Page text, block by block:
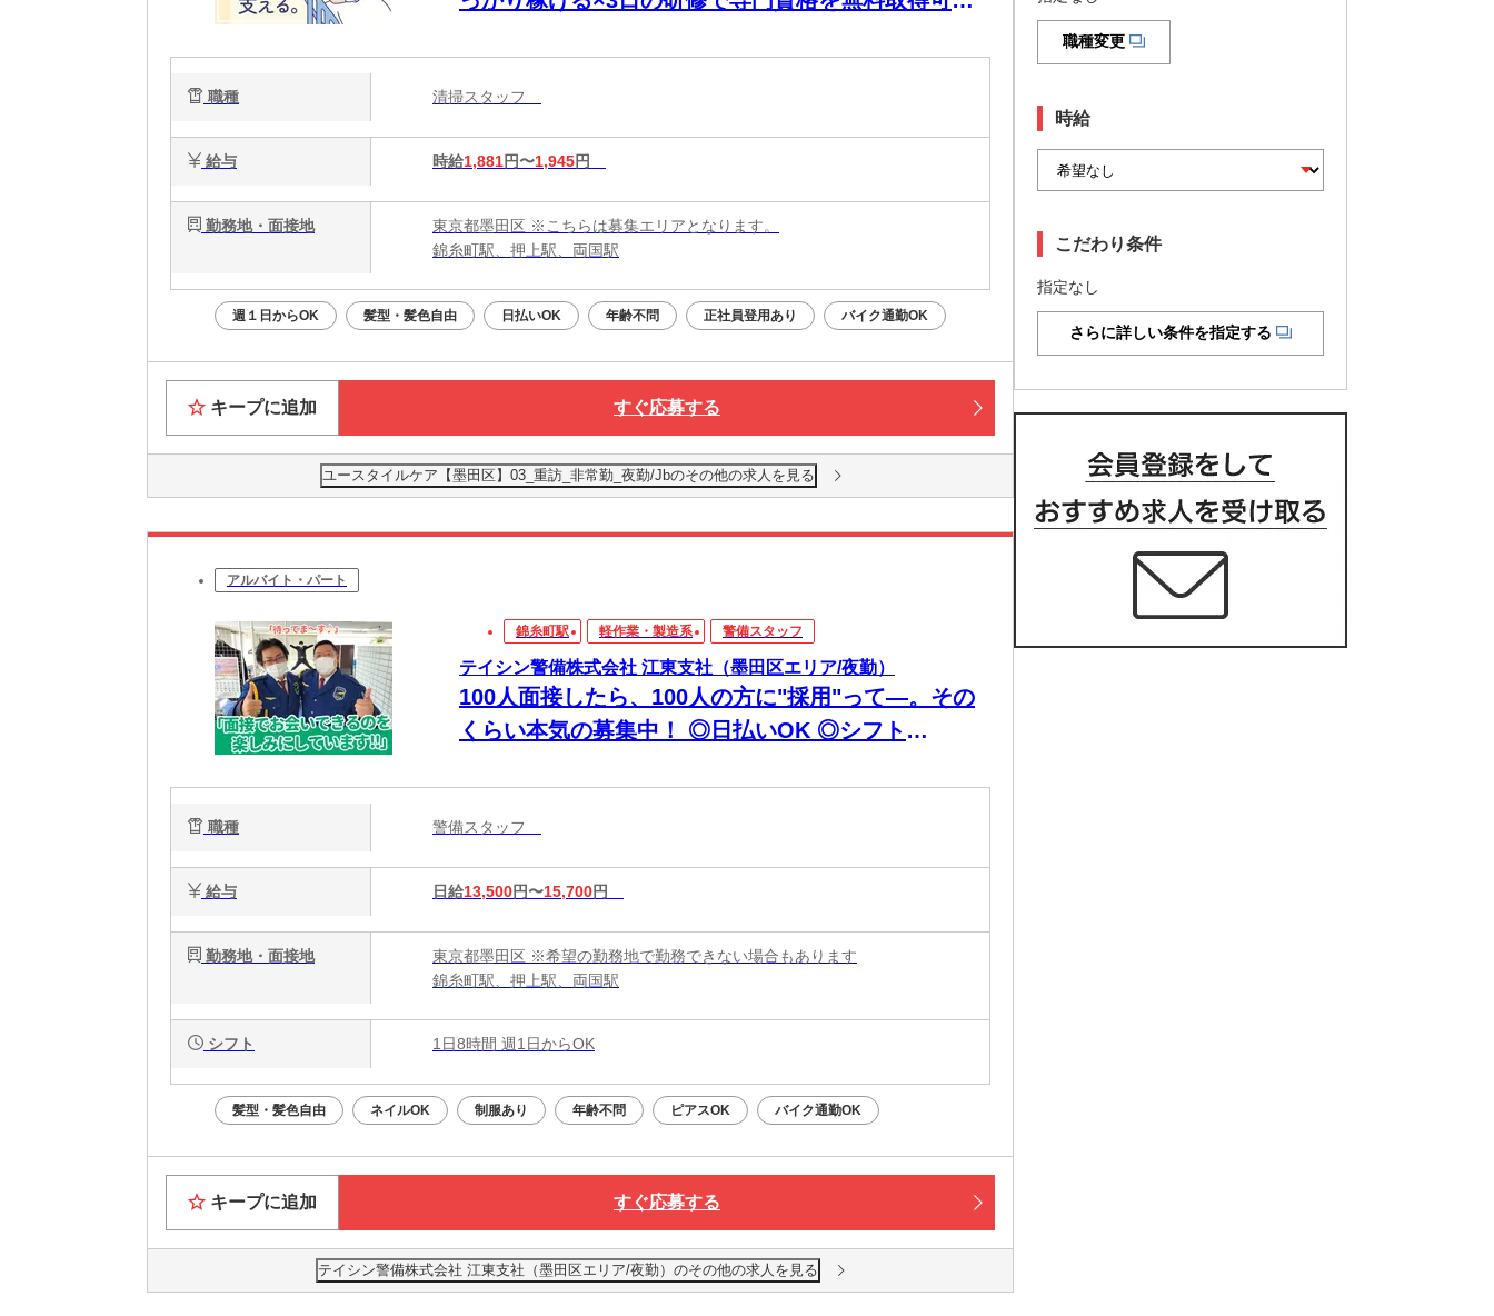
職種 清掃スタッフ
給与 時給1,881円〜1,945円
勤務地・面接地
東京都墨田区 ※こちらは募集エリアとなります。
錦糸町駅、押上駅、両国駅
週１日からOK 髪型・髪色自由 日払いOK 年齢不問 正社員登用あり バイク通勤OK
キープに追加 すぐ応募する
ユースタイルケア【墨田区】03_重訪_非常勤_夜勤/Jbのその他の求人を見る
アルバイト・パート
錦糸町駅 軽作業・製造系 警備スタッフ
テイシン警備株式会社 江東支社（墨田区エリア/夜勤）
100人面接したら、100人の方に"採用"って―。その
くらい本気の募集中！ ◎日払いOK ◎シフト
職種 警備スタッフ
給与 日給13,500円〜15,700円
勤務地・面接地
東京都墨田区 ※希望の勤務地で勤務できない場合もあります
錦糸町駅、押上駅、両国駅
シフト 1日8時間 週1日からOK
髪型・髪色自由 ネイルOK 制服あり 年齢不問 ピアスOK バイク通勤OK
キープに追加 すぐ応募する
テイシン警備株式会社 江東支社（墨田区エリア/夜勤）のその他の求人を見る
職種変更
時給
こだわり条件
指定なし
さらに詳しい条件を指定する